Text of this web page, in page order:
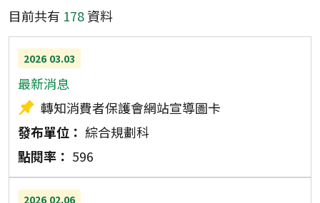
目前共有 178資料
最新消息列表
2026 03.03
最新消息
轉知消費者保護會網站宣導圖卡
綜合規劃科
596
2026 02.06